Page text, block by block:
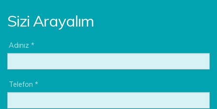
Sizi Arayalım
Adınız *
Telefon *